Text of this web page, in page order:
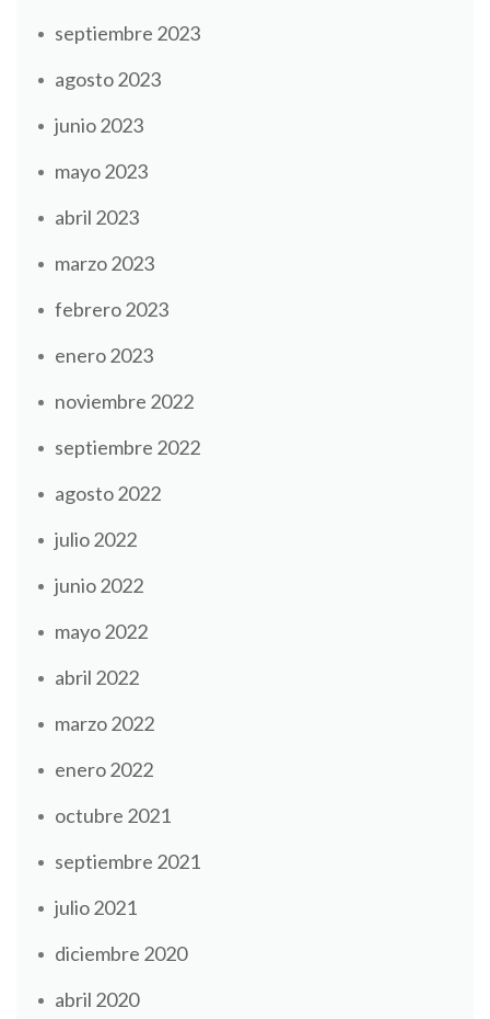
septiembre 2023
agosto 2023
junio 2023
mayo 2023
abril 2023
marzo 2023
febrero 2023
enero 2023
noviembre 2022
septiembre 2022
agosto 2022
julio 2022
junio 2022
mayo 2022
abril 2022
marzo 2022
enero 2022
octubre 2021
septiembre 2021
julio 2021
diciembre 2020
abril 2020